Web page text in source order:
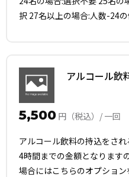
択 27名以上の場合:人数-24
アルコール飲
5,500 円（税込）/ 一回
アルコール飲料の持込をされ
4時間までの金額となります
場合にはこちらのオプショ